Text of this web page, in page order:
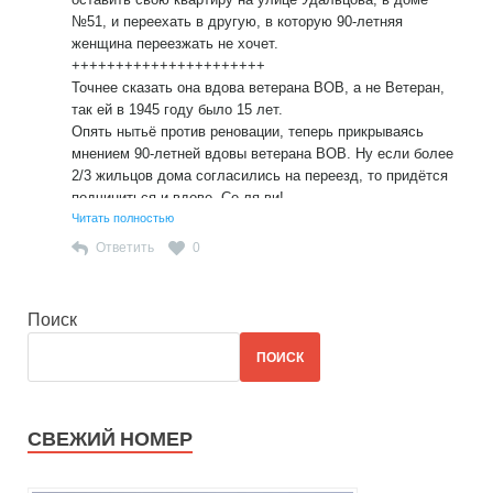
№51, и переехать в другую, в которую 90-летняя
женщина переезжать не хочет.
++++++++++++++++++++++
Точнее сказать она вдова ветерана ВОВ, а не Ветеран,
так ей в 1945 году было 15 лет.
Опять нытьё против реновации, теперь прикрываясь
мнением 90-летней вдовы ветерана ВОВ. Ну если более
2/3 жильцов дома согласились на переезд, то придётся
подчиниться и вдове. Се ля ви!
Читать полностью
Ответить 0
Поиск
ПОИСК
СВЕЖИЙ НОМЕР